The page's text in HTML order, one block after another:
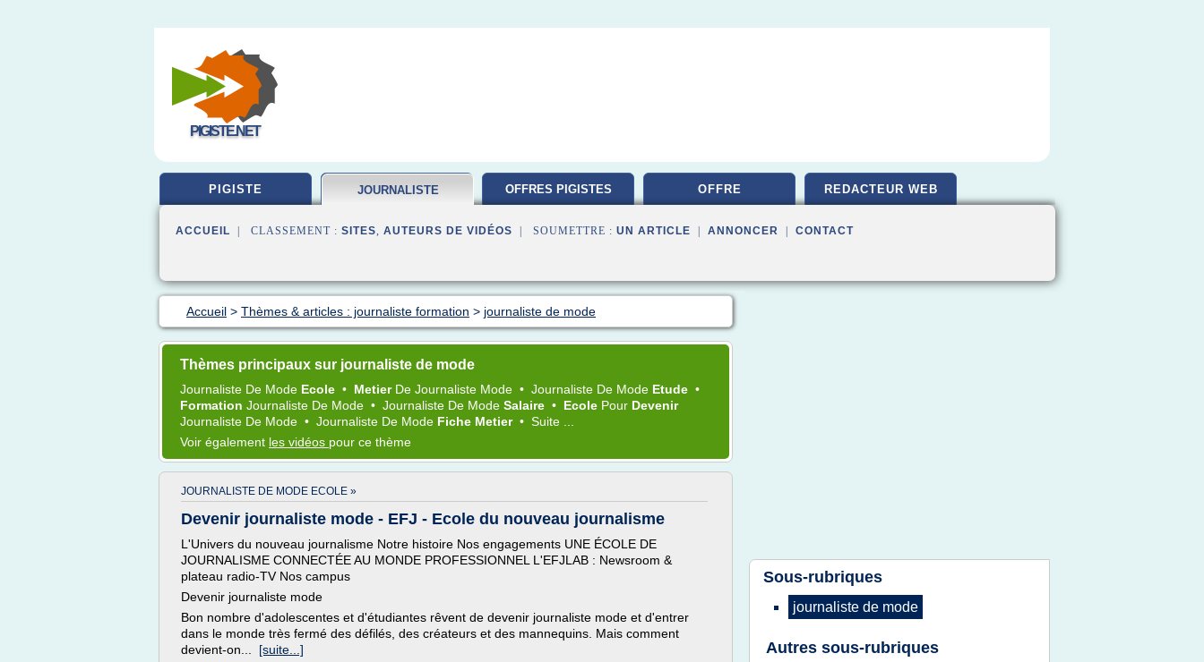
PIGISTE.NET
PIGISTE JOURNALISTE OFFRES PIGISTES OFFRE REDACTEUR WEB
ACCUEIL | CLASSEMENT : SITES, AUTEURS DE VIDÉOS | SOUMETTRE : UN ARTICLE ANNONCER CONTACT
Accueil > Thèmes & articles : journaliste formation > journaliste de mode
Thèmes principaux sur journaliste de mode
Journaliste De Mode Ecole • Metier De Journaliste Mode • Journaliste De Mode Etude •
Formation Journaliste De Mode • Journaliste De Mode Salaire • Ecole Pour Devenir
Journaliste De Mode • Journaliste De Mode Fiche Metier • Suite ...
Voir également les vidéos pour ce thème
JOURNALISTE DE MODE ECOLE »
Devenir journaliste mode - EFJ - Ecole du nouveau journalisme
L'Univers du nouveau journalisme Notre histoire Nos engagements UNE ÉCOLE DE
JOURNALISME CONNECTÉE AU MONDE PROFESSIONNEL L'EFJLAB : Newsroom &
plateau radio-TV Nos campus
Devenir journaliste mode
Bon nombre d'adolescentes et d'étudiantes rêvent de devenir journaliste mode et d'entrer
dans le monde très fermé des défilés, des créateurs et des mannequins. Mais comment
devient-on... [suite...]
Sous-rubriques
journaliste de mode
Autres sous-rubriques